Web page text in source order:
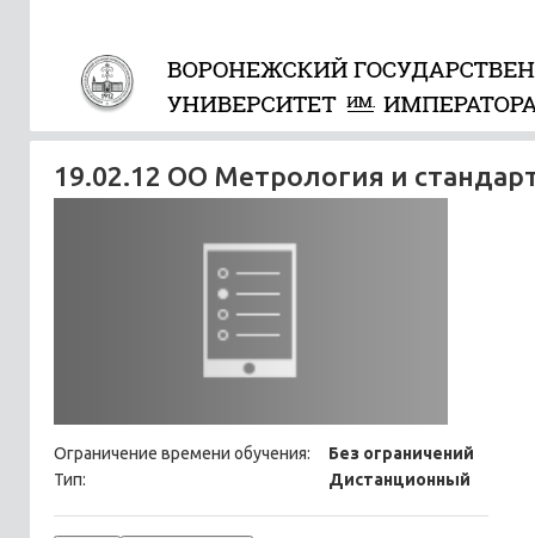
19.02.12 ОО Метрология и
Ограничение времени обучения:
Без ограничений
Тип:
Дистанционный